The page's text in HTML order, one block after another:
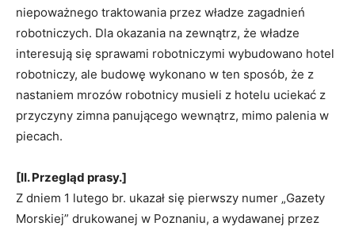
niepoważnego traktowania przez władze zagadnień
robotniczych. Dla okazania na zewnątrz, że władze
interesują się sprawami robotniczymi wybudowano hotel
robotniczy, ale budowę wykonano w ten sposób, że z
nastaniem mrozów robot­nicy musieli z hotelu uciekać z
przyczyny zimna panującego wewnątrz, mimo palenia w
piecach.
[II. Przegląd prasy.]
Z dniem 1 lutego br. ukazał się pierwszy numer „Gazety
Morskiej” drukowanej w Poznaniu, a wydawanej przez